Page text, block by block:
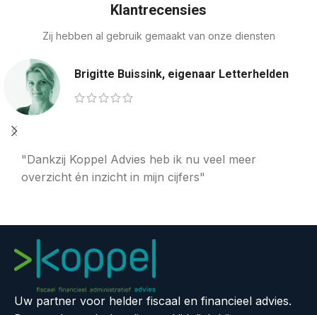
Klantrecensies
Zij hebben al gebruik gemaakt van onze diensten
Brigitte Buissink, eigenaar Letterhelden
"Dankzij Koppel Advies heb ik nu veel meer
overzicht én inzicht in mijn cijfers"
Uw partner voor helder fiscaal en financieel advies.